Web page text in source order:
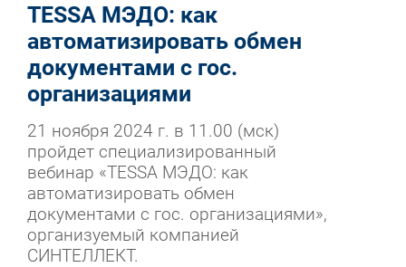
TESSA МЭДО: как
автоматизировать обмен
документами с гос.
организациями
21 ноября 2024 г. в 11.00 (мск)
пройдет специализированный
вебинар «TESSA МЭДО: как
автоматизировать обмен
документами с гос. организациями»,
организуемый компанией
СИНТЕЛЛЕКТ.